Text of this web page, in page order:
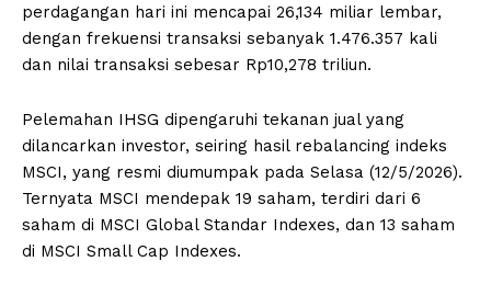
perdagangan hari ini mencapai 26,134 miliar lembar,
dengan frekuensi transaksi sebanyak 1.476.357 kali
dan nilai transaksi sebesar Rp10,278 triliun.
Pelemahan IHSG dipengaruhi tekanan jual yang
dilancarkan investor, seiring hasil rebalancing indeks
MSCI, yang resmi diumumpak pada Selasa (12/5/2026).
Ternyata MSCI mendepak 19 saham, terdiri dari 6
saham di MSCI Global Standar Indexes, dan 13 saham
di MSCI Small Cap Indexes.